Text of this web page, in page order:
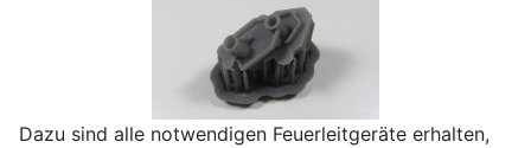
Dazu sind alle notwendigen Feuerleitgeräte erhalten,